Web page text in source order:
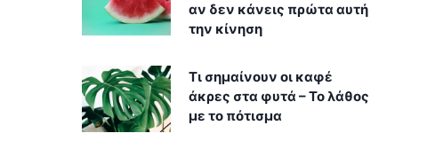
αν δεν κάνεις πρώτα αυτή
την κίνηση
Τι σημαίνουν οι καφέ
άκρες στα φυτά – Το λάθος
με το πότισμα